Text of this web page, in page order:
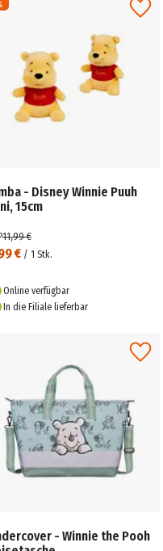
- Disney Winnie Puuh
15cm
€ / 1 Stk.
11,99 €
Online verfügbar
In die Filiale lieferbar
- Winnie the Pooh